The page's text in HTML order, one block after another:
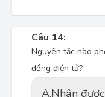
Câu 14:
Nguyên tắc nào
đồng điện tử?
A.Nhận